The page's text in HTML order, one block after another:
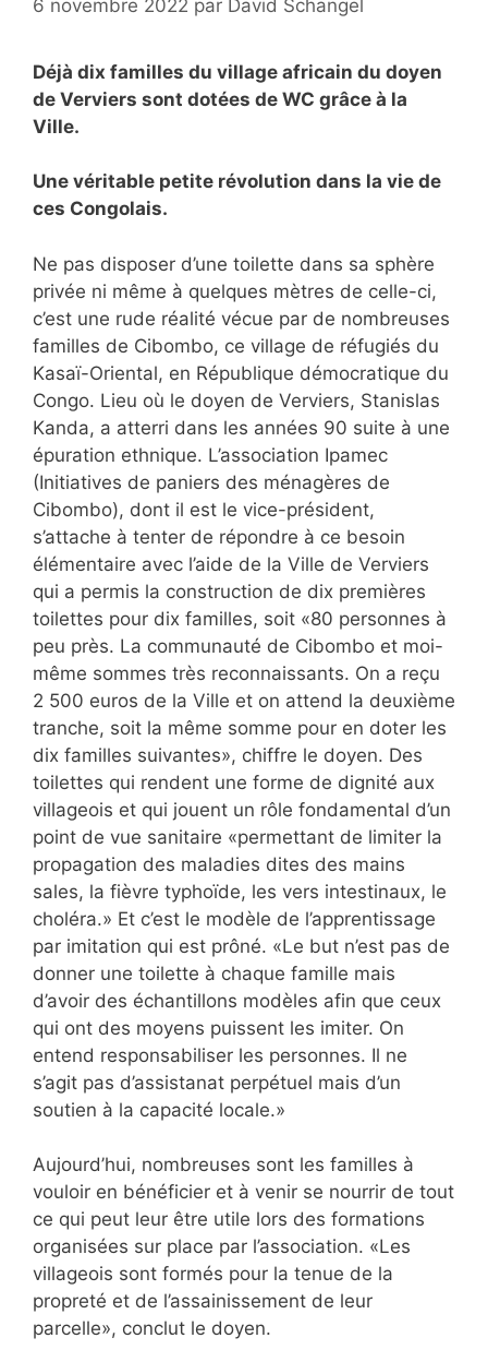
6 novembre 2022 par David Schangel
Déjà dix familles du village africain du doyen
de Verviers sont dotées de WC grâce à la
Ville.
Une véritable petite révolution dans la vie de
ces Congolais.
Ne pas disposer d’une toilette dans sa sphère
privée ni même à quelques mètres de celle-ci,
c’est une rude réalité vécue par de nombreuses
familles de Cibombo, ce village de réfugiés du
Kasaï-Oriental, en République démocratique du
Congo. Lieu où le doyen de Verviers, Stanislas
Kanda, a atterri dans les années 90 suite à une
épuration ethnique. L’association Ipamec
(Initiatives de paniers des ménagères de
Cibombo), dont il est le vice-président,
s’attache à tenter de répondre à ce besoin
élémentaire avec l’aide de la Ville de Verviers
qui a permis la construction de dix premières
toilettes pour dix familles, soit «80 personnes à
peu près. La communauté de Cibombo et moi-
même sommes très reconnaissants. On a reçu
2 500 euros de la Ville et on attend la deuxième
tranche, soit la même somme pour en doter les
dix familles suivantes», chiffre le doyen. Des
toilettes qui rendent une forme de dignité aux
villageois et qui jouent un rôle fondamental d’un
point de vue sanitaire «permettant de limiter la
propagation des maladies dites des mains
sales, la fièvre typhoïde, les vers intestinaux, le
choléra.» Et c’est le modèle de l’apprentissage
par imitation qui est prôné. «Le but n’est pas de
donner une toilette à chaque famille mais
d’avoir des échantillons modèles afin que ceux
qui ont des moyens puissent les imiter. On
entend responsabiliser les personnes. Il ne
s’agit pas d’assistanat perpétuel mais d’un
soutien à la capacité locale.»
Aujourd’hui, nombreuses sont les familles à
vouloir en bénéficier et à venir se nourrir de tout
ce qui peut leur être utile lors des formations
organisées sur place par l’association. «Les
villageois sont formés pour la tenue de la
propreté et de l’assainissement de leur
parcelle», conclut le doyen.